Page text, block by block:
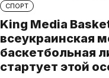
СПОРТ
King Media
всеукраинская
баскетбольная
стартует этой